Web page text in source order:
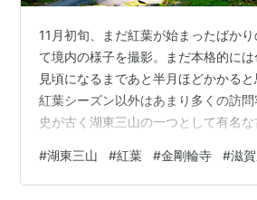
11月初旬、まだ紅葉が始まったばか
て境内の様子を撮影。まだ本格的には
見頃になるまであと半月ほどかかる
紅葉シーズン以外はあまり多くの訪
史が古く湖東三山の一つとして有名
り、色彩豊かな状況。 本堂へ登る石
蔵が迎えてくれる 本堂のある山門。
#湖東三山 #紅葉 #金剛輪寺 #滋